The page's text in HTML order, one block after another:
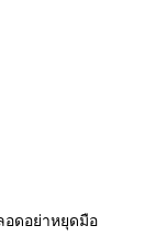
อดอย่าหยุดมือ